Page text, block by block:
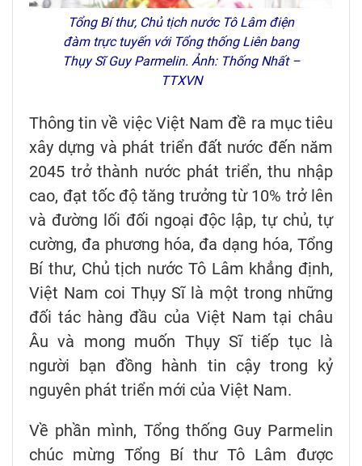
Tổng Bí thư, Chủ tịch nước Tô Lâm điện
đàm trực tuyến với Tổng thống Liên bang
Thụy Sĩ Guy Parmelin. Ảnh: Thống Nhất –
TTXVN
Thông tin về việc Việt Nam đề ra mục tiêu
xây dựng và phát triển đất nước đến năm
2045 trở thành nước phát triển, thu nhập
cao, đạt tốc độ tăng trưởng từ 10% trở lên
và đường lối đối ngoại độc lập, tự chủ, tự
cường, đa phương hóa, đa dạng hóa, Tổng
Bí thư, Chủ tịch nước Tô Lâm khẳng định,
Việt Nam coi Thụy Sĩ là một trong những
đối tác hàng đầu của Việt Nam tại châu
Âu và mong muốn Thụy Sĩ tiếp tục là
người bạn đồng hành tin cậy trong kỷ
nguyên phát triển mới của Việt Nam.
Về phần mình, Tổng thống Guy Parmelin
chúc mừng Tổng Bí thư Tô Lâm được